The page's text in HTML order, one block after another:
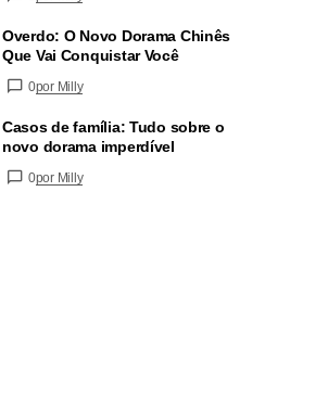
Overdo: O Novo Dorama Chinês
Que Vai Conquistar Você
0por Milly
Casos de família: Tudo sobre o
novo dorama imperdível
0por Milly